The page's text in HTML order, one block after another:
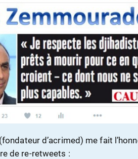
d’acrimed) me fait
de re-retweets :